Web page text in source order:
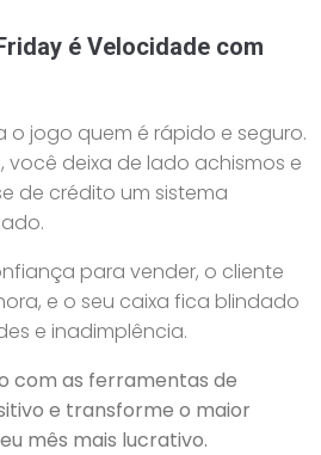
é Velocidade com
o jogo quem é rápido e seguro.
você deixa de lado achismos e
de crédito um sistema
para vender, o cliente
e o seu caixa fica blindado
e inadimplência.
com as ferramentas de
e transforme o maior
mês mais lucrativo.